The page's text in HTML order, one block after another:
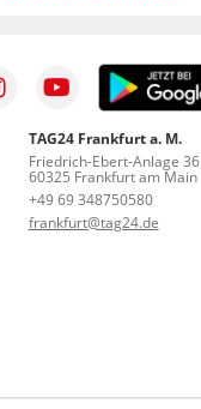
TAG24 Frankfurt a. M.
Friedrich-Ebert-Anlage 36
60325 Frankfurt am Main
+49 69 348750580
frankfurt@tag24.de